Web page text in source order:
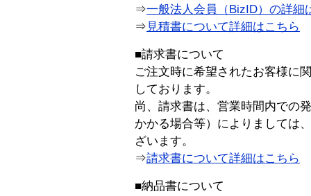
⇒一般法人会員（BizID）の詳細
⇒ 見積書について詳細はこちら
■請求書について
ご注文時に希望されたお客様に
しております。
尚、請求書は、営業時間内での
かかる場合等）によりましては
ざいます。
⇒請求書について詳細はこちら
■納品書について